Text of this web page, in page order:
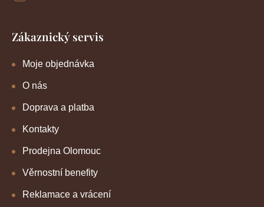
Zákaznický servis
Moje objednávka
O nás
Doprava a platba
Kontakty
Prodejna Olomouc
Věrnostní benefity
Reklamace a vrácení